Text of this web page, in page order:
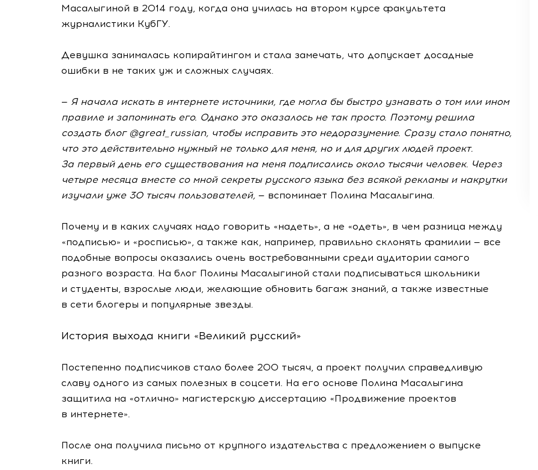
Масалыгиной в 2014 году, когда она училась на втором курсе факультета
журналистики КубГУ.
Девушка занималась копирайтингом и стала замечать, что допускает досадные
ошибки в не таких уж и сложных случаях.
— Я начала искать в интернете источники, где могла бы быстро узнавать о том или ином
правиле и запоминать его. Однако это оказалось не так просто. Поэтому решила
создать блог @great_russian, чтобы исправить это недоразумение. Сразу стало понятно,
что это действительно нужный не только для меня, но и для других людей проект.
За первый день его существования на меня подписались около тысячи человек. Через
четыре месяца вместе со мной секреты русского языка без всякой рекламы и накрутки
изучали уже 30 тысяч пользователей, — вспоминает Полина Масалыгина.
Почему и в каких случаях надо говорить «надеть», а не «одеть», в чем разница между
«подписью» и «росписью», а также как, например, правильно склонять фамилии — все
подобные вопросы оказались очень востребованными среди аудитории самого
разного возраста. На блог Полины Масалыгиной стали подписываться школьники
и студенты, взрослые люди, желающие обновить багаж знаний, а также известные
в сети блогеры и популярные звезды.
История выхода книги «Великий русский»
Постепенно подписчиков стало более 200 тысяч, а проект получил справедливую
славу одного из самых полезных в соцсети. На его основе Полина Масалыгина
защитила на «отлично» магистерскую диссертацию «Продвижение проектов
в интернете».
После она получила письмо от крупного издательства с предложением о выпуске
книги.